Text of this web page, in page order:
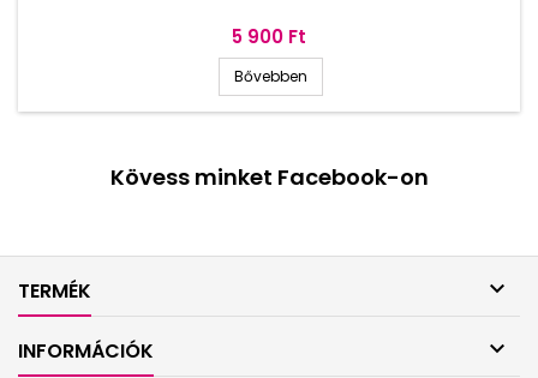
Ár
5 900 Ft
Bővebben
Kövess minket Facebook-on
TERMÉK 
INFORMÁCIÓK 